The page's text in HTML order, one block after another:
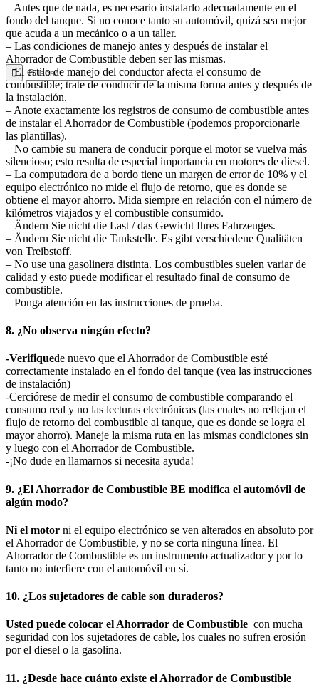
– Antes que de nada, es necesario instalarlo adecuadamente en el
fondo del tanque. Si no conoce tanto su automóvil, quizá sea mejor
que acuda a un mecánico o a un taller.
– Las condiciones de manejo antes y después de instalar el
Ahorrador de Combustible deben ser las mismas.
– El estilo de manejo del conductor afecta el consumo de
combustible; trate de conducir de la misma forma antes y después de
la instalación.
– Anote exactamente los registros de consumo de combustible antes
de instalar el Ahorrador de Combustible (podemos proporcionarle
las plantillas).
– No cambie su manera de conducir porque el motor se vuelva más
silencioso; esto resulta de especial importancia en motores de diesel.
– La computadora de a bordo tiene un margen de error de 10% y el
equipo electrónico no mide el flujo de retorno, que es donde se
obtiene el mayor ahorro. Mida siempre en relación con el número de
kilómetros viajados y el combustible consumido.
– Ändern Sie nicht die Last / das Gewicht Ihres Fahrzeuges.
– Ändern Sie nicht die Tankstelle. Es gibt verschiedene Qualitäten
von Treibstoff.
– No use una gasolinera distinta. Los combustibles suelen variar de
calidad y esto puede modificar el resultado final de consumo de
combustible.
– Ponga atención en las instrucciones de prueba.
8. ¿No observa ningún efecto?
-Verifiquede nuevo que el Ahorrador de Combustible esté
correctamente instalado en el fondo del tanque (vea las instrucciones
de instalación)
-Cerciórese de medir el consumo de combustible comparando el
consumo real y no las lecturas electrónicas (las cuales no reflejan el
flujo de retorno del combustible al tanque, que es donde se logra el
mayor ahorro). Maneje la misma ruta en las mismas condiciones sin
y luego con el Ahorrador de Combustible.
-¡No dude en llamarnos si necesita ayuda!
9. ¿El Ahorrador de Combustible BE modifica el automóvil de
algún modo?
Ni el motor ni el equipo electrónico se ven alterados en absoluto por
el Ahorrador de Combustible, y no se corta ninguna línea. El
Ahorrador de Combustible es un instrumento actualizador y por lo
tanto no interfiere con el automóvil en sí.
10. ¿Los sujetadores de cable son duraderos?
Usted puede colocar el Ahorrador de Combustible con mucha
seguridad con los sujetadores de cable, los cuales no sufren erosión
por el diesel o la gasolina.
11. ¿Desde hace cuánto existe el Ahorrador de Combustible